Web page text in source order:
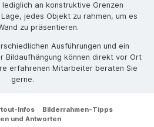
an konstruktive Grenzen
jedes Objekt zu rahmen, um es
zu präsentieren.
Ausführungen und ein
Bildaufhängung können direkt vor Ort
erfahrenen Mitarbeiter beraten Sie
gerne.
Infos
Bilderrahmen-Tipps
und Antworten